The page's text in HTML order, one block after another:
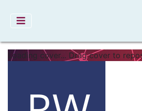
Loading cover... Drag cover to